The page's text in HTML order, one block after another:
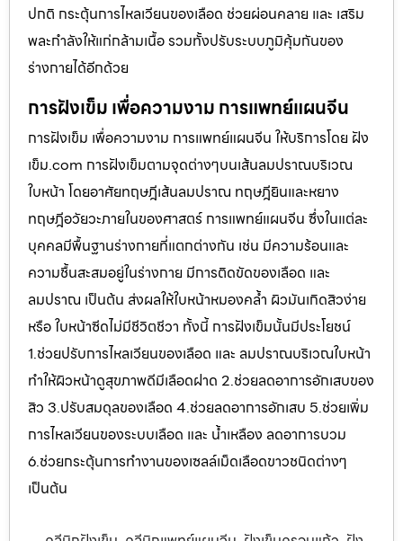
ปกติ กระตุ้นการไหลเวียนของเลือด ช่วยผ่อนคลาย และ เสริม
พละกำลังให้แก่กล้ามเนื้อ รวมทั้งปรับระบบภูมิคุ้มกันของ
ร่างกายได้อีกด้วย
การฝังเข็ม เพื่อความงาม การแพทย์แผนจีน
การฝังเข็ม เพื่อความงาม การแพทย์แผนจีน ให้บริการโดย ฝัง
เข็ม.com การฝังเข็มตามจุดต่างๆบนเส้นลมปราณบริเวณ
ใบหน้า โดยอาศัยทฤษฎีเส้นลมปราณ ทฤษฎียินและหยาง
ทฤษฎีอวัยวะภายในของศาสตร์ การแพทย์แผนจีน ซึ่งในแต่ละ
บุคคลมีพื้นฐานร่างกายที่แตกต่างกัน เช่น มีความร้อนและ
ความชื้นสะสมอยู่ในร่างกาย มีการติดขัดของเลือด และ
ลมปราณ เป็นต้น ส่งผลให้ใบหน้าหมองคล้ำ ผิวมันเกิดสิวง่าย
หรือ ใบหน้าซีดไม่มีชีวิตชีวา ทั้งนี้ การฝังเข็มนั้นมีประโยชน์
1.ช่วยปรับการไหลเวียนของเลือด และ ลมปราณบริเวณใบหน้า
ทำให้ผิวหน้าดูสุขภาพดีมีเลือดฝาด 2.ช่วยลดอาการอักเสบของ
สิว 3.ปรับสมดุลของเลือด 4.ช่วยลดอาการอักเสบ 5.ช่วยเพิ่ม
การไหลเวียนของระบบเลือด และ น้ำเหลือง ลดอาการบวม
6.ช่วยกระตุ้นการทำงานของเซลล์เม็ดเลือดขาวชนิดต่างๆ
เป็นต้น